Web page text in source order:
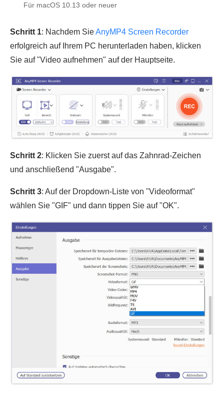
Für macOS 10.13 oder neuer
Schritt 1: Nachdem SieAnyMP4 Screen Recorder
erfolgreich auf Ihrem PC herunterladen haben, klicken
Sie auf "Video aufnehmen" auf der Hauptseite.
Schritt 2: Klicken Sie zuerst auf das Zahnrad-Zeichen
und anschließend "Ausgabe".
Schritt 3: Auf der Dropdown-Liste von "Videoformat"
wählen Sie "GIF" und dann tippen Sie auf "OK".